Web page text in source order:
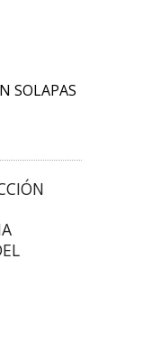
SOLAPAS